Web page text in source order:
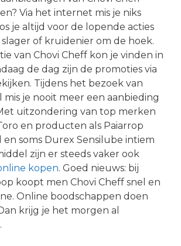
Via het internet mis je niks
je altijd voor de lopende acties
of kruidenier om de hoek.
van Chovi Cheff kon je vinden in
de dag zijn de promoties via
Tijdens het bezoek van
mis je nooit meer een aanbieding
uitzondering van top merken
en producten als Paiarrop
soms Durex Sensilube intiem
zijn er steeds vaker ook
kopen. Goed nieuws: bij
koopt men Chovi Cheff snel en
Online boodschappen doen
krijg je het morgen al